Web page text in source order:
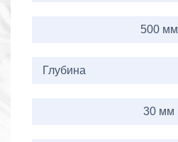
500 мм
Глубина
30 мм